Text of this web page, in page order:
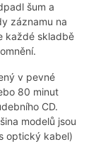
šum a
záznamu na
každé skladbě
v pevné
80 minut
CD.
modelů jsou
optický kabel)